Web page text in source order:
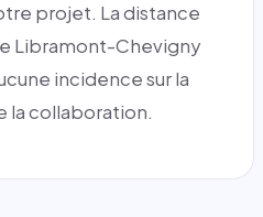
projet. La distance
Libramont-Chevigny
incidence sur la
la collaboration.